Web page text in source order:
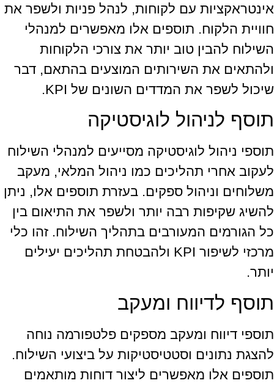
אינטראקציות עם לקוחות, לנהל פניות ולשפר את
חוויית הלקוח. תוספים אלו מאפשרים למנהלי
השילוח להבין טוב יותר את צורכי הלקוחות
ולהתאים את השירותים המוצעים בהתאם, דבר
שיכול לשפר את המדדים השונים של KPI.
תוסף לניהול לוגיסטיקה
תוספי ניהול לוגיסטיקה מסייעים למנהלי השילוח
לעקוב אחרי תהליכים כמו ניהול המלאי, מעקב
משלוחים וניהול ספקים. בעזרת תוספים אלו, ניתן
להשיג שקיפות רבה יותר ולשפר את התיאום בין
כל הגורמים המעורבים בתהליך השילוח. זהו כלי
מרכזי לשיפור KPI ולהבטחת תהליכים יעילים
יותר.
תוסף לדיווח ומעקב
תוספי דיווח ומעקב מספקים פלטפורמה נוחה
להצגת נתונים וסטטיסטיקות על ביצועי השילוח.
תוספים אלו מאפשרים ליצור דוחות מותאמים